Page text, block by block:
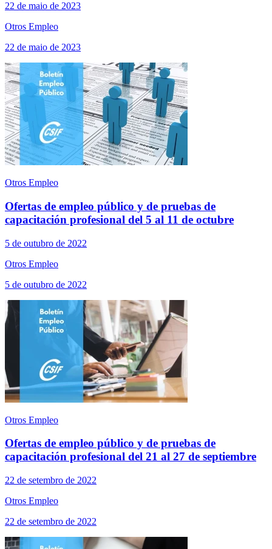
22 de maio de 2023
Otros Empleo
22 de maio de 2023
Otros Empleo
Ofertas de empleo público y de pruebas de
capacitación profesional del 5 al 11 de octubre
5 de outubro de 2022
Otros Empleo
5 de outubro de 2022
Otros Empleo
Ofertas de empleo público y de pruebas de
capacitación profesional del 21 al 27 de septiembre
22 de setembro de 2022
Otros Empleo
22 de setembro de 2022